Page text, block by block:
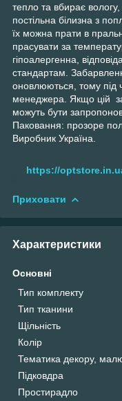
тепло та вбирає
постільна білизна з
їх можна прати в
прасувати за
гіпоалергенна,
стандартам.
оновлюються, тому під
менеджера. Якщо цій
можуть бути
Паковання: прозоре
Виробник Україна.
https://
Приховати
Характеристики
Основні
Тип комплекту
Тип тканини
Щільність
Колір
Тематика декору,
Підковдра
Простирадло